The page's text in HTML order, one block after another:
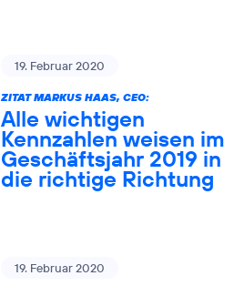
19. Februar 2020
ZITAT MARKUS HAAS, CEO:
Alle wichtigen
Kennzahlen weisen im
Geschäftsjahr 2019 in
die richtige Richtung
19. Februar 2020